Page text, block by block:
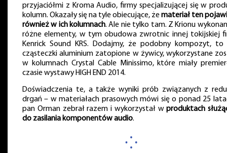
przyjaciółmi z Kroma Audio, firmy specjalizującej się w
kolumn. Okazały się na tyle obiecujące, żemateriał ten
również w ich kolumnach. Ale nie tylko tam. Z Krionu
różne elementy, w tym obudowa zwrotnic innej tokijskiej
Kenrick Sound KRS. Dodajmy, że podobny kompozyt, to
cząsteczki aluminium zatopione w żywicy, wykorzystane
w kolumnach Crystal Cable Minissimo, które miały
czasie wystawy HIGH END 2014.
Doświadczenia te, a także wyniki prób związanych z
drgań – w materiałach prasowych mówi się o ponad 25
pan Orman zebrał razem i wykorzystał wproduktach
do zasilania komponentów audio.
⁘